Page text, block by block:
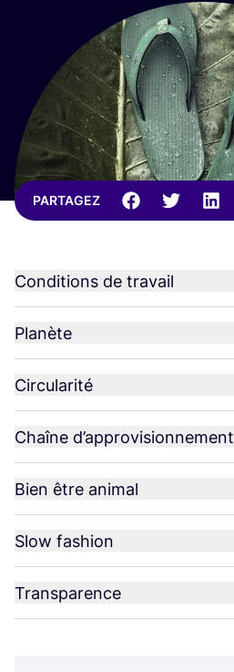
PARTAGEZ
Conditions de travail
Planète
Circularité
Chaîne d’approvisionnement
Bien être animal
Slow fashion
Transparence